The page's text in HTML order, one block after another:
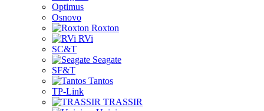
Optimus
Osnovo
Roxton
RVi
SC&T
Seagate
SF&T
Tantos
TP-Link
TRASSIR